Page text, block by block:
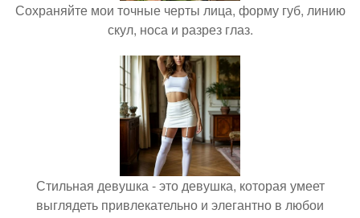
Сохраняйте мои точные черты лица, форму губ, линию
скул, носа и разрез глаз.
Стильная девушка - это девушка, которая умеет
выглядеть привлекательно и элегантно в любои